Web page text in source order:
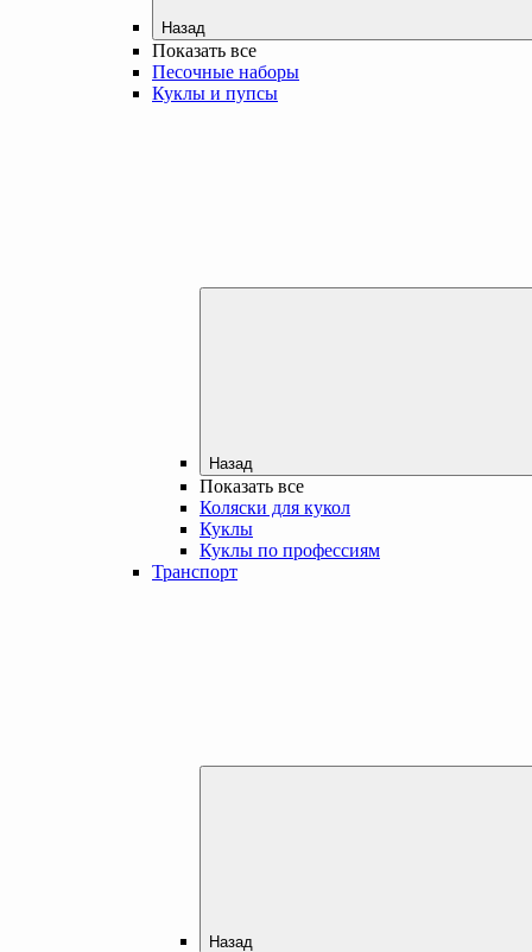
Назад
Показать все
Песочные наборы
Куклы и пупсы
Назад
Показать все
Коляски для кукол
Куклы
Куклы по профессиям
Транспорт
Назад